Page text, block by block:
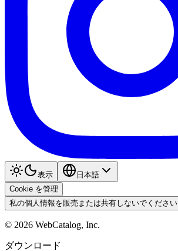
表示
日本語
Cookie を管理
私の個人情報を販売または共有しないでください
© 2026 WebCatalog, Inc.
ダウンロード